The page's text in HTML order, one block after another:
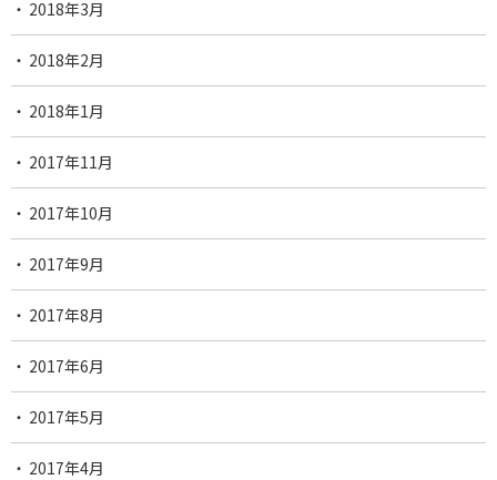
2018年3月
2018年2月
2018年1月
2017年11月
2017年10月
2017年9月
2017年8月
2017年6月
2017年5月
2017年4月